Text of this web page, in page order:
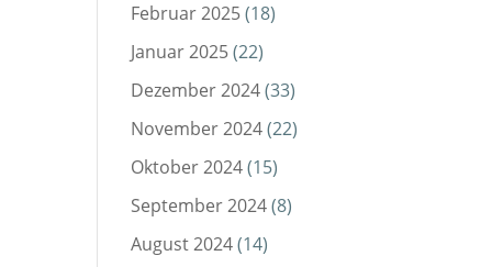
Februar 2025(18)
Januar 2025(22)
Dezember 2024(33)
November 2024(22)
Oktober 2024(15)
September 2024(8)
August 2024(14)